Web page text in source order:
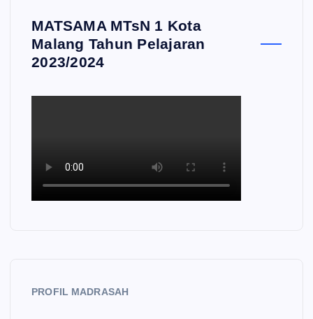
MATSAMA MTsN 1 Kota
Malang Tahun Pelajaran
2023/2024
PROFIL MADRASAH